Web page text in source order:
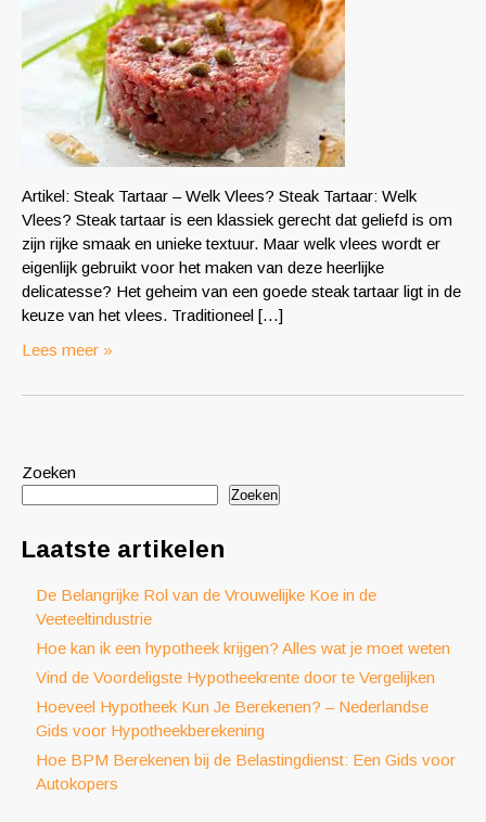
Artikel: Steak Tartaar – Welk Vlees? Steak Tartaar: Welk
Vlees? Steak tartaar is een klassiek gerecht dat geliefd is om
zijn rijke smaak en unieke textuur. Maar welk vlees wordt er
eigenlijk gebruikt voor het maken van deze heerlijke
delicatesse? Het geheim van een goede steak tartaar ligt in de
keuze van het vlees. Traditioneel […]
Lees meer »
Zoeken
Zoeken
Laatste artikelen
De Belangrijke Rol van de Vrouwelijke Koe in de
Veeteeltindustrie
Hoe kan ik een hypotheek krijgen? Alles wat je moet weten
Vind de Voordeligste Hypotheekrente door te Vergelijken
Hoeveel Hypotheek Kun Je Berekenen? – Nederlandse
Gids voor Hypotheekberekening
Hoe BPM Berekenen bij de Belastingdienst: Een Gids voor
Autokopers